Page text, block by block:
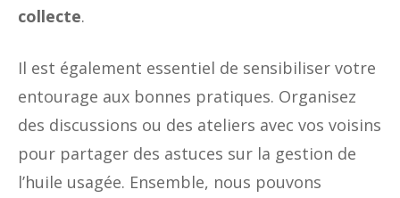
collecte.
Il est également essentiel de sensibiliser votre
entourage aux bonnes pratiques. Organisez
des discussions ou des ateliers avec vos voisins
pour partager des astuces sur la gestion de
l’huile usagée. Ensemble, nous pouvons